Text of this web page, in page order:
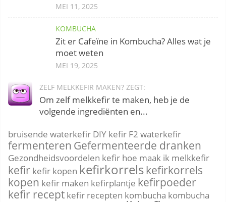
MEI 11, 2025
KOMBUCHA
Zit er Cafeïne in Kombucha? Alles wat je
moet weten
MEI 19, 2025
ZELF MELKKEFIR MAKEN? ZEGT:
Om zelf melkkefir te maken, heb je de
volgende ingrediënten en...
bruisende waterkefir DIY kefir F2 waterkefir
fermenteren Gefermenteerde dranken
Gezondheidsvoordelen kefir hoe maak ik melkkefir
kefir kefir kopen kefirkorrelskefirkorrels
kopen kefir maken kefirplantje kefirpoeder
kefir recept kefir recepten kombucha kombucha